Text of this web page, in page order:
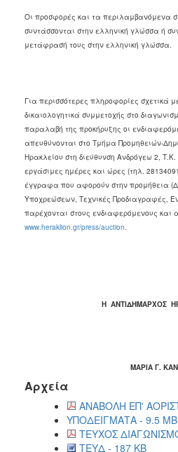
Οι προσφορές και τα περιλαμβανόμενα
συντάσσονται στην ελληνική γλώσσα ή
μετάφρασή τους στην ελληνική γλώσσα.
Για περισσότερες πληροφορίες σχετικά
δικαιολογητικά συμμετοχής στο
παραλαβή της προκήρυξης οι
απευθύνονται στο Τμήμα Προμηθειών-
Ηρακλείου στη διεύθυνση Ανδρόγεω 2,
εργάσιμες ημέρες και ώρες (τηλ.
έγγραφα που αφορούν στην προμήθεια
Υποχρεώσεων, Τεχνικές Προδιαγραφές,
παρέχονται στους ενδιαφερόμενους και
www.heraklion.gr/press/auction
Η ΑΝΤΙΔΗΜΑΡΧΟΣ
ΜΑΡΙΑ Γ.
Αρχεία
ΑΝΑΒΟΛΗ ΕΠ'
ΥΠΟΔΕΙΓΜΑΤΑ - 9.5 MB
ΤΕΥΧΟΣ
ΤΕΥΔ - 187 KB